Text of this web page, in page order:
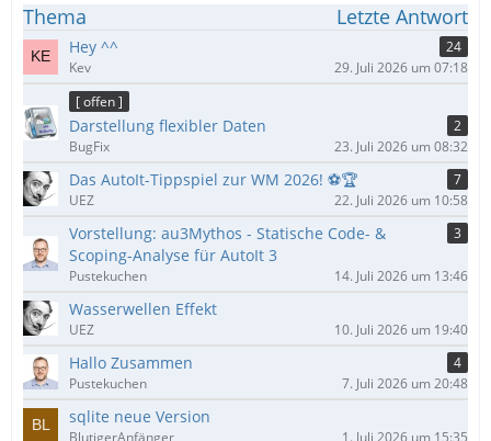
ä
g
e
e
t
r
ä
g
e
Thema Letzte Antwort
Hey ^^
24
Kev
29. Juli 2026 um 07:18
[ offen ]
Darstellung flexibler Daten
2
BugFix
23. Juli 2026 um 08:32
Das AutoIt-Tippspiel zur WM 2026! ⚽🏆
7
UEZ
22. Juli 2026 um 10:58
Vorstellung: au3Mythos - Statische Code- &
Scoping-Analyse für AutoIt 3
3
Pustekuchen 14. Juli 2026 um 13:46
Wasserwellen Effekt
UEZ 10. Juli 2026 um 19:40
Hallo Zusammen
4
Pustekuchen
7. Juli 2026 um 20:48
sqlite neue Version
BlutigerAnfänger 1. Juli 2026 um 15:35